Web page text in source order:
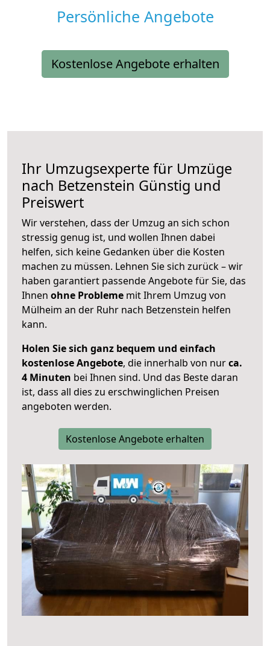
Persönliche Angebote
Kostenlose Angebote erhalten
Ihr Umzugsexperte für Umzüge
nach Betzenstein Günstig und
Preiswert
Wir verstehen, dass der Umzug an sich schon
stressig genug ist, und wollen Ihnen dabei
helfen, sich keine Gedanken über die Kosten
machen zu müssen. Lehnen Sie sich zurück – wir
haben garantiert passende Angebote für Sie, das
Ihnen ohne Probleme mit Ihrem Umzug von
Mülheim an der Ruhr nach Betzenstein helfen
kann.
Holen Sie sich ganz bequem und einfach
kostenlose Angebote, die innerhalb von nurca.
4 Minuten bei Ihnen sind. Und das Beste daran
ist, dass all dies zu erschwinglichen Preisen
angeboten werden.
Kostenlose Angebote erhalten